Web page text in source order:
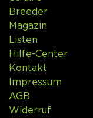
Breeder
Magazin
Listen
Hilfe-Center
Kontakt
Impressum
AGB
Widerruf